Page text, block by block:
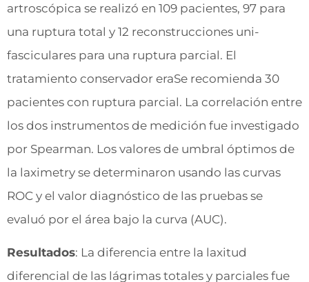
artroscópica se realizó en 109 pacientes, 97 para
una ruptura total y 12 reconstrucciones uni-
fasciculares para una ruptura parcial. El
tratamiento conservador eraSe recomienda 30
pacientes con ruptura parcial. La correlación entre
los dos instrumentos de medición fue investigado
por Spearman. Los valores de umbral óptimos de
la laximetry se determinaron usando las curvas
ROC y el valor diagnóstico de las pruebas se
evaluó por el área bajo la curva (AUC).
Resultados: La diferencia entre la laxitud
diferencial de las lágrimas totales y parciales fue